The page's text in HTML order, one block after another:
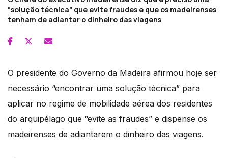
“solução técnica” que evite fraudes e que os madeirenses
tenham de adiantar o dinheiro das viagens
O presidente do Governo da Madeira afirmou hoje ser
necessário “encontrar uma solução técnica” para
aplicar no regime de mobilidade aérea dos residentes
do arquipélago que “evite as fraudes” e dispense os
madeirenses de adiantarem o dinheiro das viagens.